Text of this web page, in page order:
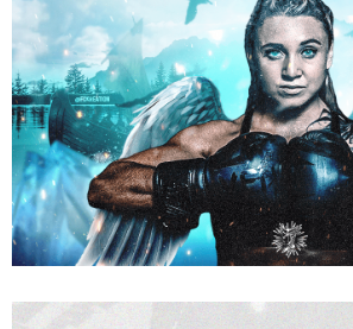
digital
ARTWORK – LEBRON JAMES –